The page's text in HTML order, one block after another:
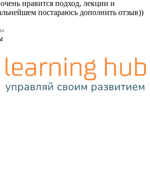
нравится подход, лекции и
постараюсь дополнить отзыв))